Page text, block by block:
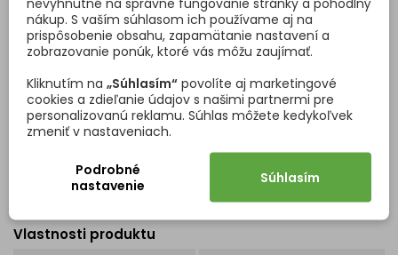
Vlastnosti produktu
nákup. S vaším súhlasom ich používame aj na
prispôsobenie obsahu, zapamätanie nastavení a
zobrazovanie ponúk, ktoré vás môžu zaujímať.
Kliknutím na „Súhlasím“ povolíte aj marketingové
cookies a zdieľanie údajov s našimi partnermi pre
personalizovanú reklamu. Súhlas môžete kedykoľvek
zmeniť v nastaveniach.
Podrobné
nastavenie
Súhlasím